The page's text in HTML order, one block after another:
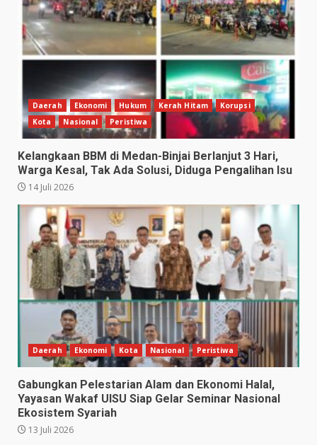
Daerah Ekonomi Hukum Kerah Hitam
Korupsi
Kota
Nasional Peristiwa
Kelangkaan BBM di Medan-Binjai Berlanjut 3 Hari,
Warga Kesal, Tak Ada Solusi, Diduga Pengalihan Isu
14 Juli 2026
Daerah Ekonomi Kota Nasional Peristiwa
Gabungkan Pelestarian Alam dan Ekonomi Halal,
Yayasan Wakaf UISU Siap Gelar Seminar Nasional
Ekosistem Syariah
13 Juli 2026